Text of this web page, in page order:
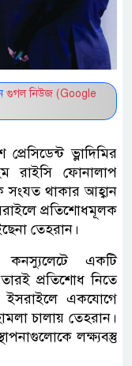
গুগল নিউজ (Google
ভ্লাদিমির
রাইসি ফোনালাপ
সংযত থাকার আহ্বান
প্রতিশোধমূলক
তেহরান।
কনস্যুলেটে একটি
প্রতিশোধ নিতে
ইসরাইলে একযোগে
চালায় তেহরান।
লক্ষ্যবস্তু